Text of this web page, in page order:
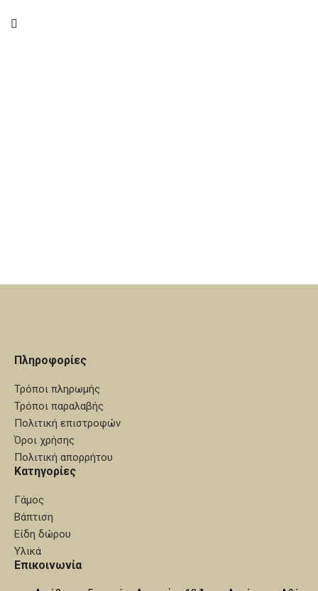
Πληροφορίες
Τρόποι πληρωμής
Τρόποι παραλαβής
Πολιτική επιστροφών
Όροι χρήσης
Πολιτική απορρήτου
Κατηγορίες
Γάμος
Βάπτιση
Είδη δώρου
Υλικά
Επικοινωνία